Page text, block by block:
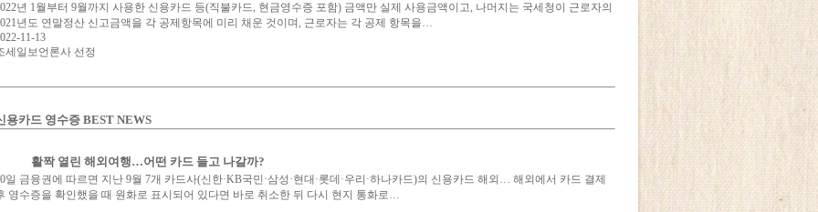
년 1월부터 9월까지 사용한 신용카드 등(직불카드, 현금영수증 포함) 금액만 실제 사용금액이고, 나머지는 국세청이 근로자의
년도 연말정산 신고금액을 각 공제항목에 미리 채운 것이며, 근로자는 각 공제 항목을…
11-13
세일보언론사 선정
용카드 영수증 BEST NEWS
활짝 열린 해외여행…어떤 카드 들고 나갈까?
일 금융권에 따르면 지난 9월 7개 카드사(신한·KB국민·삼성·현대·롯데·우리·하나카드)의 신용카드 해외… 해외에서 카드 결제
영수증을 확인했을 때 원화로 표시되어 있다면 바로 취소한 뒤 다시 현지 통화로…